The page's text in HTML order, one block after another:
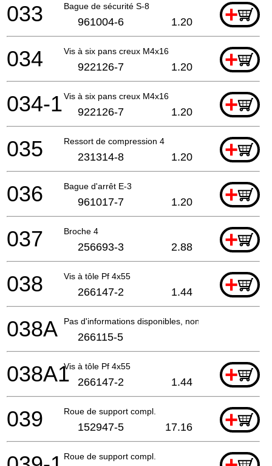
Bague de sécurité S-8 +
033 961004-6 1.20
Vis à six pans creux M4x16 +
034 922126-7 1.20
Vis à six pans creux M4x16 +
034-1 922126-7 1.20
Ressort de compression 4 +
035 231314-8 1.20
Bague d'arrêt E-3 +
036 961017-7 1.20
Broche 4 +
037 256693-3 2.88
Vis à tôle Pf 4x55 +
038 266147-2 1.44
Pas d'informations disponibles, non commandable
038A 266115-5
Vis à tôle Pf 4x55 +
038A1 266147-2 1.44
Roue de support compl. +
039 152947-5 17.16
Roue de support compl.